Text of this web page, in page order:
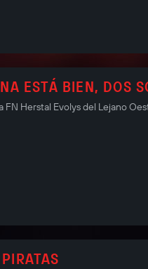
ESTÁ BIEN, DOS
Herstal Evolys del Lejano